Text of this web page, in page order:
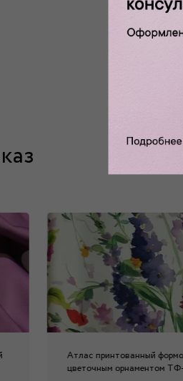
Атлас принтованный
цветочным орнаментом